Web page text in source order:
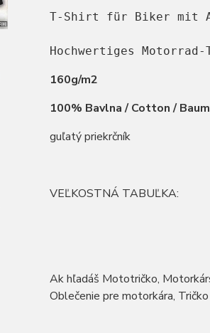
T-Shirt für Biker mit
Hochwertiges
160g/m2
100% Bavlna / Cotton /
guľatý priekrčník
VEĽKOSTNÁ TABUĽKA:
Ak hľadáš Mototričko,
Oblečenie pre motorkára,